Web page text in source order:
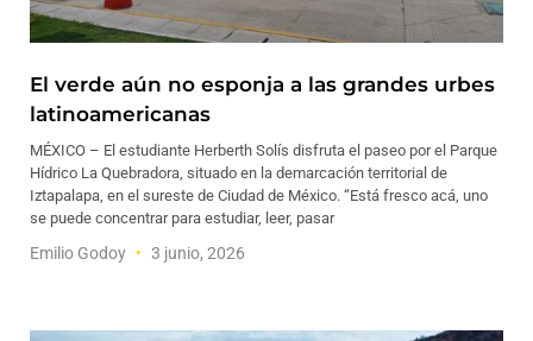
El verde aún no esponja a las grandes urbes
latinoamericanas
MÉXICO – El estudiante Herberth Solís disfruta el paseo por el Parque
Hídrico La Quebradora, situado en la demarcación territorial de
Iztapalapa, en el sureste de Ciudad de México. “Está fresco acá, uno
se puede concentrar para estudiar, leer, pasar
Emilio Godoy 3 junio, 2026